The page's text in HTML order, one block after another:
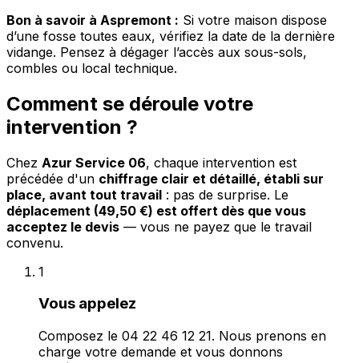
Bon à savoir à Aspremont : Si votre maison dispose
d’une fosse toutes eaux, vérifiez la date de la dernière
vidange. Pensez à dégager l’accès aux sous-sols,
combles ou local technique.
Comment se déroule votre
intervention ?
Chez Azur Service 06, chaque intervention est
précédée d'un chiffrage clair et détaillé, établi sur
place, avant tout travail : pas de surprise. Le
déplacement (49,50 €) est offert dès que vous
acceptez le devis — vous ne payez que le travail
convenu.
1
Vous appelez
Composez le 04 22 46 12 21. Nous prenons en
charge votre demande et vous donnons